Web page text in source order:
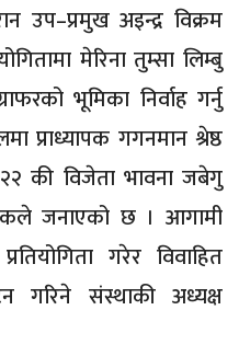
उप–प्रमुख अइन्द्र विक्रम
मेरिना तुम्सा लिम्बु
भूमिका निर्वाह गर्नु
प्राध्यापक गगनमान श्रेष्ठ
की विजेता भावना जबेगु
जनाएको छ । आगामी
गरेर विवाहित
गरिने संस्थाकी अध्यक्ष